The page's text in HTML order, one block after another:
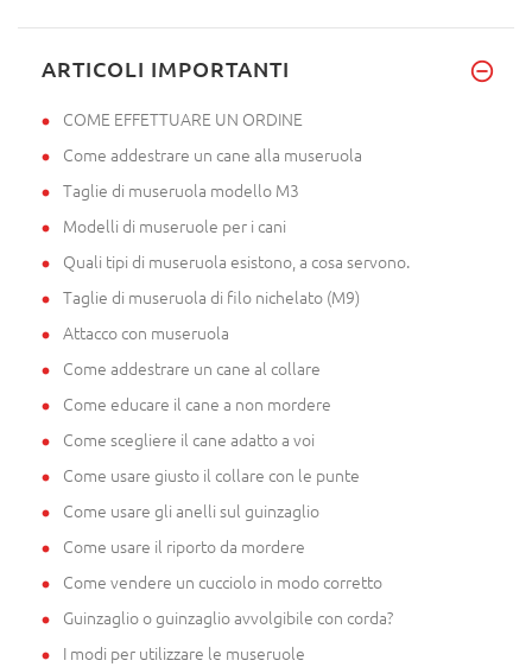
ARTICOLI IMPORTANTI
COME EFFETTUARE UN ORDINE
Come addestrare un cane alla museruola
Taglie di museruola modello M3
Modelli di museruole per i cani
Quali tipi di museruola esistono, a cosa servono.
Taglie di museruola di filo nichelato (M9)
Attacco con museruola
Come addestrare un cane al collare
Come educare il cane a non mordere
Come scegliere il cane adatto a voi
Come usare giusto il collare con le punte
Come usare gli anelli sul guinzaglio
Come usare il riporto da mordere
Come vendere un cucciolo in modo corretto
Guinzaglio o guinzaglio avvolgibile con corda?
I modi per utilizzare le museruole